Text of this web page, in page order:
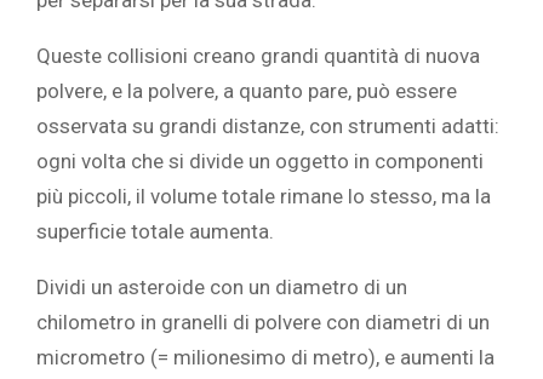
Queste collisioni creano grandi quantità di nuova
polvere, e la polvere, a quanto pare, può essere
osservata su grandi distanze, con strumenti adatti:
ogni volta che si divide un oggetto in componenti
più piccoli, il volume totale rimane lo stesso, ma la
superficie totale aumenta.
Dividi un asteroide con un diametro di un
chilometro in granelli di polvere con diametri di un
micrometro (= milionesimo di metro), e aumenti la